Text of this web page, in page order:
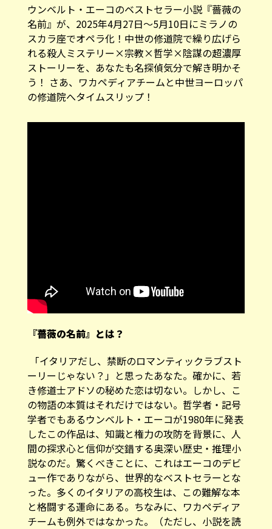
ウンベルト・エーコのベストセラー小説『薔薇の
名前』が、2025年4月27日〜5月10日にミラノの
スカラ座でオペラ化！中世の修道院で繰り広げら
れる殺人ミステリー×宗教×哲学×陰謀の超濃厚
ストーリーを、あなたも名探偵気分で解き明かそ
う！ さあ、ワカペディアチームと中世ヨーロッパ
の修道院へタイムスリップ！
『薔薇の名前』とは？
「イタリアだし、禁断のロマンティックラブスト
ーリーじゃない？」と思ったあなた。確かに、若
き修道士アドソの秘めた恋は切ない。しかし、こ
の物語の本質はそれだけではない。哲学者・記号
学者でもあるウンベルト・エーコが1980年に発表
したこの作品は、知識と権力の攻防を背景に、人
間の探求心と信仰が交錯する奥深い歴史・推理小
説なのだ。驚くべきことに、これはエーコのデビ
ュー作でありながら、世界的なベストセラーとな
った。多くのイタリアの高校生は、この難解な本
と格闘する運命にある。ちなみに、ワカペディア
チームも例外ではなかった。（ただし、小説を読